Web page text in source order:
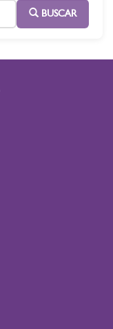
BUSCAR